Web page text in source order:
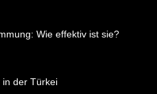
Wie effektiv ist sie?
in der Türkei